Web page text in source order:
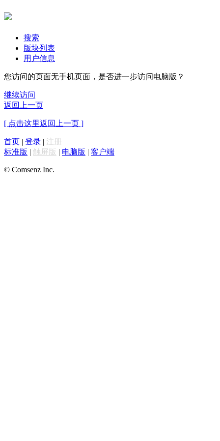
搜索
版块列表
用户信息
您访问的页面无手机页面，是否进一步访问电脑版？
继续访问
返回上一页
[ 点击这里返回上一页 ]
首页 | 登录 | 注册
标准版 | 触屏版 | 电脑版 | 客户端
© Comsenz Inc.